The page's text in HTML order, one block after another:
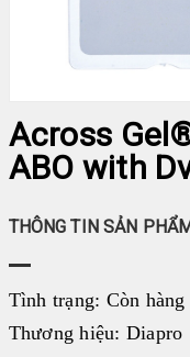
♦ FAN
HUYẾT HỌC
SINH HÓA
NHÓM MÁU
ĐÔNG MÁU
Across
ABO with
THÔNG TIN SẢN PHẨM
Tình trạng: Còn hàng
Thương hiệu: Diapro